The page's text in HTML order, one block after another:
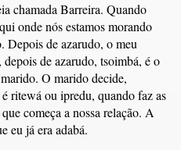
chamada Barreira. Quando
onde nós estamos morando
Depois de azarudo, o meu
depois de azarudo, tsoimbá, é o
O marido decide,
ritewá ou ipredu, quando faz as
começa a nossa relação. A
eu já era adabá.